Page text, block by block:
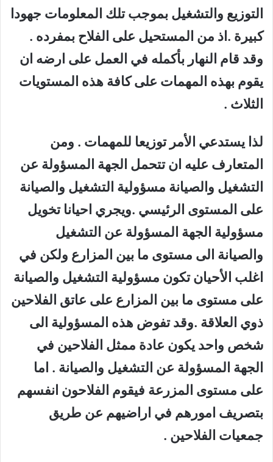
التوزيع والتشغيل بموجب تلك المعلومات جهودا
كبيرة .اذ من المستحيل على الفلاح بمفرده .
وقد قام النهار بأكمله في العمل على ارضه ان
يقوم بهذه المهمات على كافة هذه المستويات
الثلاث .
لذا يستدعي الأمر توزيعا للمهمات . ومن
المتعارف عليه ان تتحمل الجهة المسؤولة عن
التشغيل والصيانة مسؤولية التشغيل والصيانة
على المستوى الرئيسي .ويجري احيانا تخويل
مسؤولية الجهة المسؤولة عن التشغيل
والصيانة الى مستوى ما بين المزارع ولكن في
اغلب الأحيان تكون مسؤولية التشغيل والصيانة
على مستوى ما بين المزارع على عاتق الفلاحين
ذوي العلاقة .وقد تفوض هذه المسؤولية الى
شخص واحد يكون عادة ممثل الفلاحين في
الجهة المسؤولة عن التشغيل والصيانة . اما
على مستوى المزرعة فيقوم الفلاحون انفسهم
بتصريف امورهم في اراضيهم عن طريق
جمعيات الفلاحين .